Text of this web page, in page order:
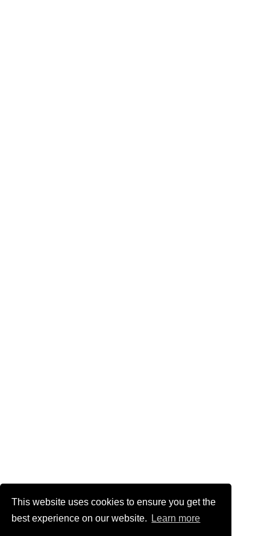
This website uses cookies to ensure you get the
best experience on our website.
Learn more